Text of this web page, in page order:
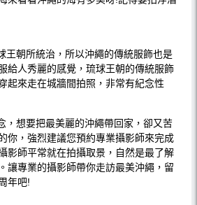
王朝所統治，所以沖繩的傳統服飾也是
給人秀麗的感覺，琉球王朝的傳統服飾
起來走在城牆間拍照，非常有紀念性
，想要把最美麗的沖繩帶回家，卻又苦
你，強烈建議您預約專業攝影師來完成
影師平常就在拍攝取景，自然是最了解
讓專業的攝影師帶你走訪最美沖繩，留
年吧!